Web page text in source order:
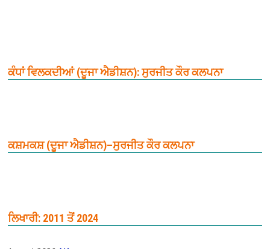
ਕੰਧਾਂ ਵਿਲਕਦੀਆਂ (ਦੂਜਾ ਐਡੀਸ਼ਨ): ਸੁਰਜੀਤ ਕੌਰ ਕਲਪਨਾ
ਕਸ਼ਮਕਸ਼ (ਦੂਜਾ ਐਡੀਸ਼ਨ)–ਸੁਰਜੀਤ ਕੌਰ ਕਲਪਨਾ
ਲਿਖਾਰੀ: 2011 ਤੋਂ 2024